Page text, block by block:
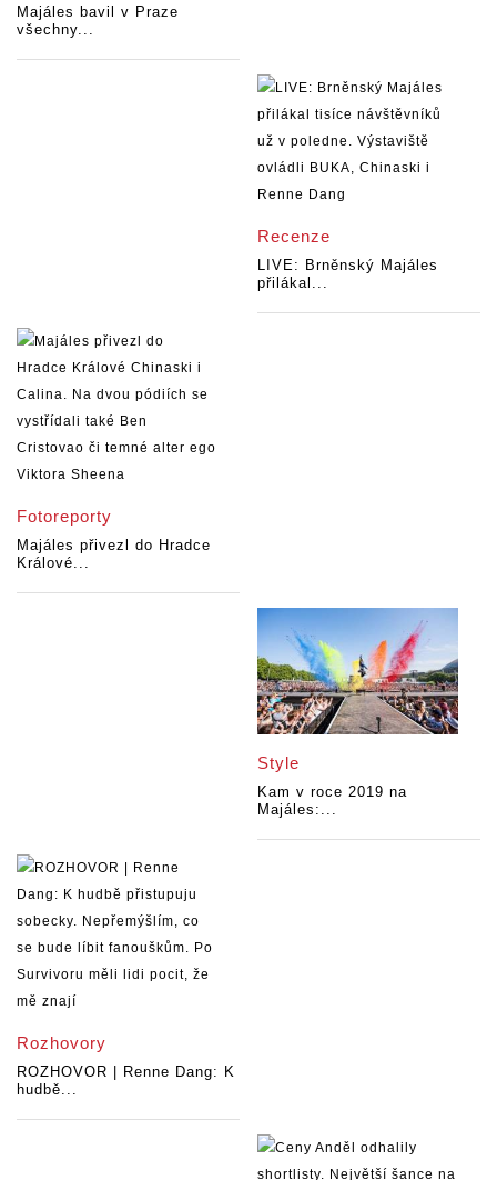
Majáles bavil v Praze
všechny...
Recenze
LIVE: Brněnský Majáles
přilákal...
Fotoreporty
Majáles přivezl do Hradce
Králové...
Style
Kam v roce 2019 na
Majáles:...
Rozhovory
ROZHOVOR | Renne Dang: K
hudbě...